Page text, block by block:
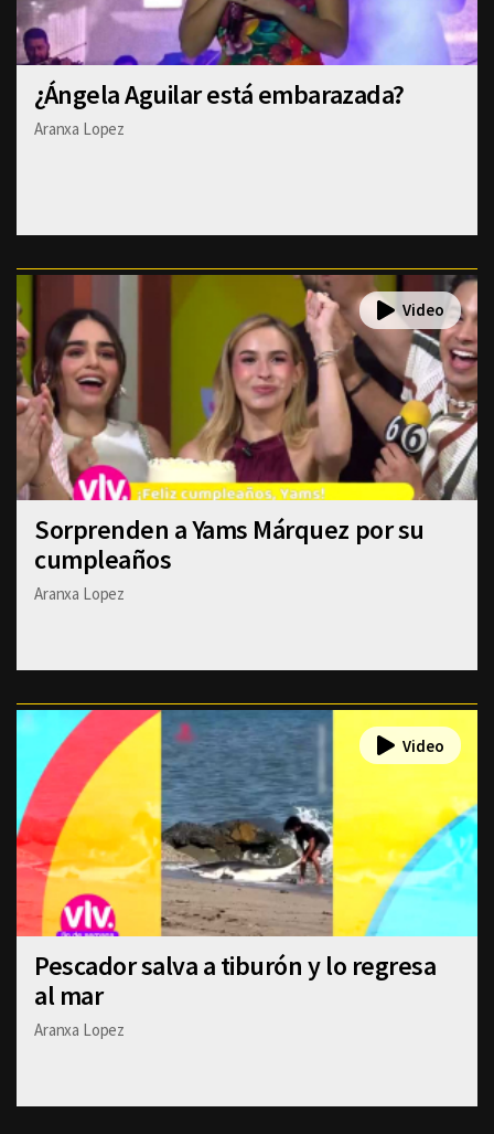
¿Ángela Aguilar está embarazada?
Aranxa Lopez
Sorprenden a Yams Márquez por su
cumpleaños
Aranxa Lopez
Pescador salva a tiburón y lo regresa
al mar
Aranxa Lopez